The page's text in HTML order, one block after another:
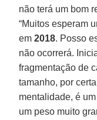
não terá um bom
“Muitos esperam
em2018. Posso
não ocorrerá.
fragmentação de
tamanho, por
mentalidade, é
um peso muito